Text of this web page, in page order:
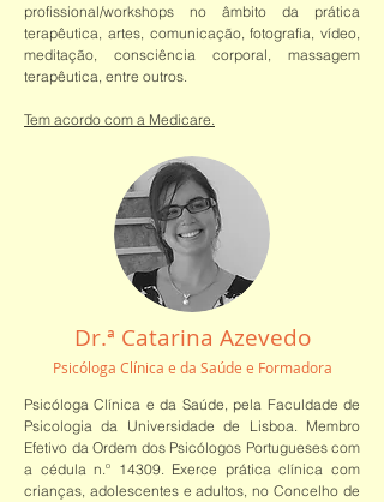
profissional/workshops no âmbito da prática
terapêutica, artes, comunicação, fotografia, vídeo,
meditação, consciência corporal, massagem
terapêutica, entre outros.
Tem acordo com a Medicare.
Dr.ª Catarina Azevedo
Psicóloga Clínica e da Saúde e Formadora
Psicóloga Clínica e da Saúde, pela Faculdade de
Psicologia da Universidade de Lisboa. Membro
Efetivo da Ordem dos Psicólogos Portugueses com
a cédula n.º 14309. Exerce prática clínica com
crianças, adolescentes e adultos, no Concelho de